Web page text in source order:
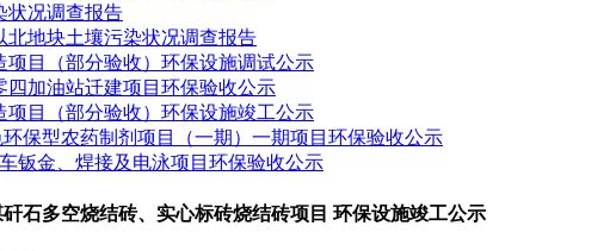
状况调查报告
北地块土壤污染状况调查报告
目（部分验收）环保设施调试公示
四加油站迁建项目环保验收公示
目（部分验收）环保设施竣工公示
保型农药制剂项目（一期）一期项目环保验收公示
钣金、焊接及电泳项目环保验收公示
石多空烧结砖、实心标砖烧结砖项目 环保设施竣工公示